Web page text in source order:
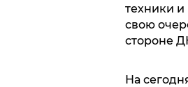
техники
свою
стороне
На